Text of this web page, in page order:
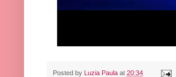
Posted by Luzia Paula at 20:34